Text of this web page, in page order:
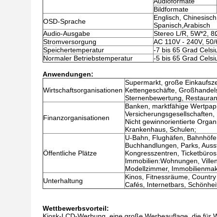
Bildformate
OSD-Sprache
Englisch,
Spanisch,Arabisch
Audio-Ausgabe
Stereo L/R, 5W*2,
Stromversorgung
AC 110V - 240V,
Speichertemperatur
-7 bis 65 Grad
Normaler Betriebstemperatur
-5 bis 65 Grad
Anwendungen:
Wirtschaftsorganisationen
Supermarkt, große
Kettengeschäfte,
Sternenbewertung,
Finanzorganisationen
Banken, marktfähige
Versicherungsgesellschaften,
Nicht gewinnorientierte
Krankenhaus, Schulen;
Öffentliche Plätze
U-Bahn, Flughäfen,
Buchhandlungen, Parks,
Kongresszentren,
Immobilien:Wohnungen,
Modellzimmer,
Unterhaltung
Kinos, Fitnessräume,
Cafés, Internetbars,
Wettbewerbsvorteil: